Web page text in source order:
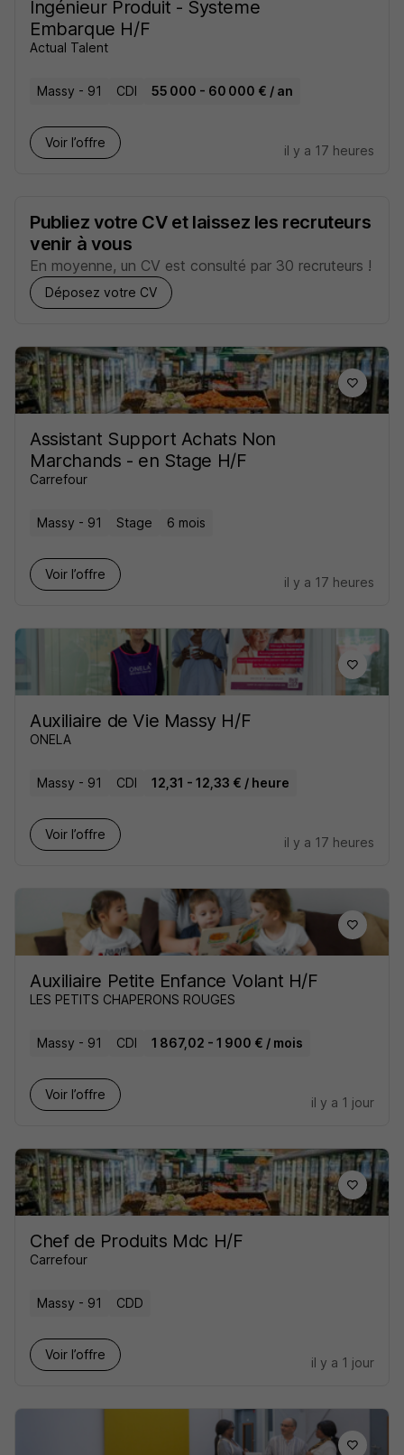
Ingénieur Produit - Systeme
Embarque H/F
Actual Talent
Massy - 91 CDI 55 000 - 60 000 € / an
Voir l’offre
il y a 17 heures
Publiez votre CV et laissez les recruteurs
venir à vous
En moyenne, un CV est consulté par 30 recruteurs !
Déposez votre CV
Assistant Support Achats Non
Marchands - en Stage H/F
Carrefour
Massy - 91 Stage 6 mois
Voir l’offre
il y a 17 heures
Auxiliaire de Vie Massy H/F
ONELA
Massy - 91 CDI 12,31 - 12,33 € / heure
Voir l’offre
il y a 17 heures
Auxiliaire Petite Enfance Volant H/F
LES PETITS CHAPERONS ROUGES
Massy - 91 CDI 1 867,02 - 1 900 € / mois
Voir l’offre
il y a 1 jour
Chef de Produits Mdc H/F
Carrefour
Massy - 91 CDD
Voir l’offre
il y a 1 jour